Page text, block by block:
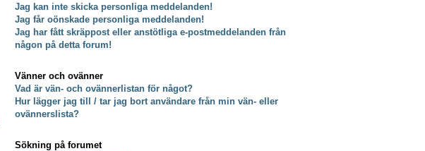
Jag kan inte skicka personliga meddelanden!
Jag får oönskade personliga meddelanden!
Jag har fått skräppost eller anstötliga e-postmeddelanden från
någon på detta forum!
Vänner och ovänner
Vad är vän- och ovännerlistan för något?
Hur lägger jag till / tar jag bort användare från min vän- eller
ovännerslista?
Sökning på forumet